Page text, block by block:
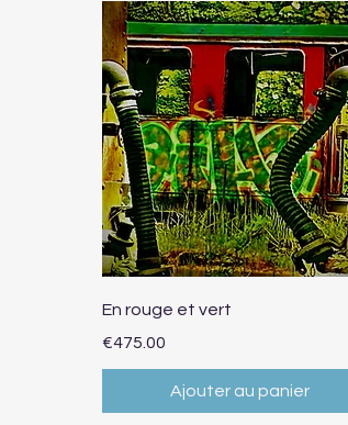
Aperçu rapide
En rouge et vert
Prix
€475.00
Ajouter au panier